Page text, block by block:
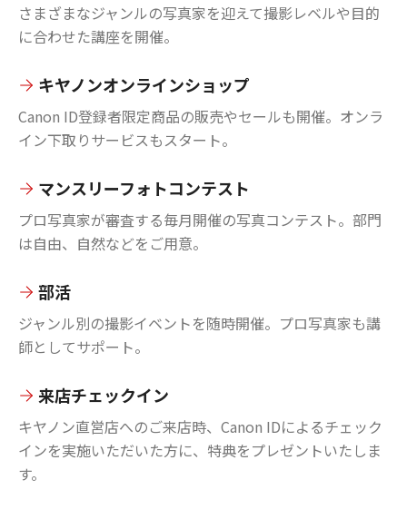
さまざまなジャンルの写真家を迎えて撮影レベルや目的
に合わせた講座を開催。
キヤノンオンラインショップ
Canon ID登録者限定商品の販売やセールも開催。オンラ
イン下取りサービスもスタート。
マンスリーフォトコンテスト
プロ写真家が審査する毎月開催の写真コンテスト。部門
は自由、自然などをご用意。
部活
ジャンル別の撮影イベントを随時開催。プロ写真家も講
師としてサポート。
来店チェックイン
キヤノン直営店へのご来店時、Canon IDによるチェック
インを実施いただいた方に、特典をプレゼントいたしま
す。